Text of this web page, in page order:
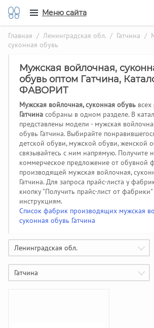
Меню сайта
Главная / Ленинградская обл. / Гатчина /
суконная обувь
Мужская войлочная,
обувь оптом Гатчина,
ФАВОРИТ
Мужская войлочная, суконная обувь всех
Гатчина собраны в одном разделе. В
представлены модели - мужская
обувь Гатчина. Выбирайте
детской обуви, мужской обуви, женской
связывайтесь с ним напрямую. Получите
коммерческое предложение от обувной
производящей мужская войлочная,
Гатчина. Для запроса прайс-листа у
кнопку "Получить прайс-лист от
инструкциям.
Список фабрик производящих мужская
суконная обувь Гатчина
Ленинградская обл.
Гатчина